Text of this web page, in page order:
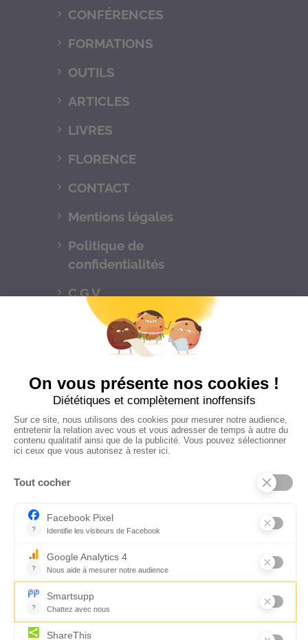
CONFÉRENCES
FORMATIONS
OUTILS
ARTICLES
LIVRES
FLORENCE
CONTACT
Mentions légales
Politique de
confidentialités
C.G.V
Suivez-nous
CONTACTEZ-NOUS
Florence Servan-Schreiber © 2026